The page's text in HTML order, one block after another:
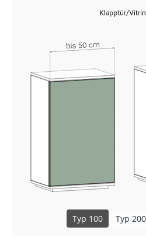
Typ 100 Typ 200